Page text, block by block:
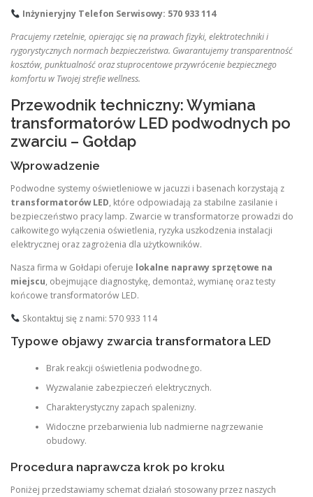
Inżynieryjny Telefon Serwisowy: 570 933 114
Pracujemy rzetelnie, opierając się na prawach fizyki, elektrotechniki i
rygorystycznych normach bezpieczeństwa. Gwarantujemy transparentność
kosztów, punktualność oraz stuprocentowe przywrócenie bezpiecznego
komfortu w Twojej strefie wellness.
Przewodnik techniczny: Wymiana
transformatorów LED podwodnych po
zwarciu – Gołdap
Wprowadzenie
Podwodne systemy oświetleniowe w jacuzzi i basenach korzystają z
transformatorów LED, które odpowiadają za stabilne zasilanie i
bezpieczeństwo pracy lamp. Zwarcie w transformatorze prowadzi do
całkowitego wyłączenia oświetlenia, ryzyka uszkodzenia instalacji
elektrycznej oraz zagrożenia dla użytkowników.
Nasza firma w Gołdapi oferuje lokalne naprawy sprzętowe na
miejscu, obejmujące diagnostykę, demontaż, wymianę oraz testy
końcowe transformatorów LED.
Skontaktuj się z nami: 570 933 114
Typowe objawy zwarcia transformatora LED
Brak reakcji oświetlenia podwodnego.
Wyzwalanie zabezpieczeń elektrycznych.
Charakterystyczny zapach spalenizny.
Widoczne przebarwienia lub nadmierne nagrzewanie
obudowy.
Procedura naprawcza krok po kroku
Poniżej przedstawiamy schemat działań stosowany przez naszych